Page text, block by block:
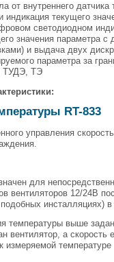
от внутреннего датчика
индикация текущего
светодиодном
значения параметра
и выдача двух
параметра за
ТУДЭ, ТЭ
RT-833
управления
для
вентиляторов 12/24В
инсталляциях)
температуры выше
вентилятор, а скорость
измеряемой температуре